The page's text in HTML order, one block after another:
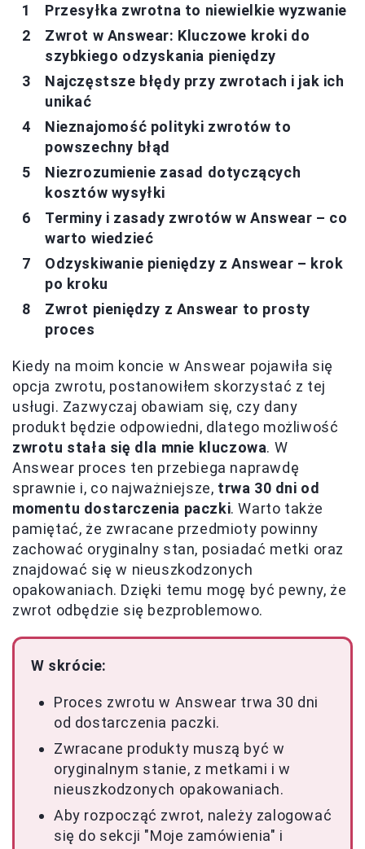
Przesyłka zwrotna to niewielkie wyzwanie
Zwrot w Answear: Kluczowe kroki do
szybkiego odzyskania pieniędzy
Najczęstsze błędy przy zwrotach i jak ich
unikać
Nieznajomość polityki zwrotów to
powszechny błąd
Niezrozumienie zasad dotyczących
kosztów wysyłki
Terminy i zasady zwrotów w Answear – co
warto wiedzieć
Odzyskiwanie pieniędzy z Answear – krok
po kroku
Zwrot pieniędzy z Answear to prosty
proces
Kiedy na moim koncie w Answear pojawiła się
opcja zwrotu, postanowiłem skorzystać z tej
usługi. Zazwyczaj obawiam się, czy dany
produkt będzie odpowiedni, dlatego możliwość
zwrotu stała się dla mnie kluczowa. W
Answear proces ten przebiega naprawdę
sprawnie i, co najważniejsze, trwa 30 dni od
momentu dostarczenia paczki. Warto także
pamiętać, że zwracane przedmioty powinny
zachować oryginalny stan, posiadać metki oraz
znajdować się w nieuszkodzonych
opakowaniach. Dzięki temu mogę być pewny, że
zwrot odbędzie się bezproblemowo.
W skrócie:
Proces zwrotu w Answear trwa 30 dni
od dostarczenia paczki.
Zwracane produkty muszą być w
oryginalnym stanie, z metkami i w
nieuszkodzonych opakowaniach.
Aby rozpocząć zwrot, należy zalogować
się do sekcji "Moje zamówienia" i